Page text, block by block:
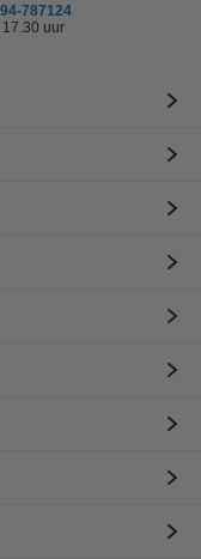
787124
uur